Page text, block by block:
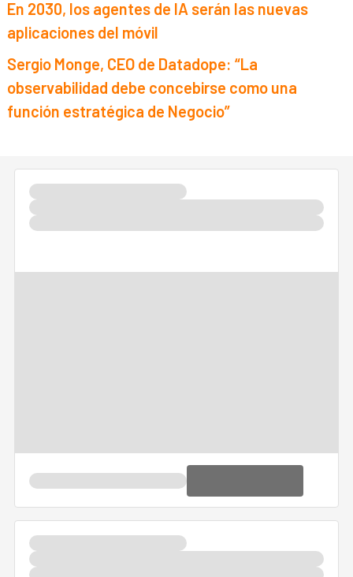
En 2030, los agentes de IA serán las nuevas
aplicaciones del móvil
Sergio Monge, CEO de Datadope: “La
observabilidad debe concebirse como una
función estratégica de Negocio”